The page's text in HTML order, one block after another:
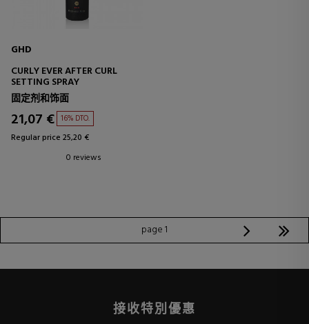
GHD
CURLY EVER AFTER CURL
SETTING SPRAY
固定剂和饰面
21,07 € 16% DTO.
Regular price 25,20 €
0 reviews
page 1
接收特別優惠